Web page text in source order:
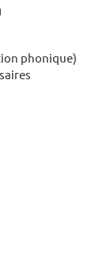
phonique)